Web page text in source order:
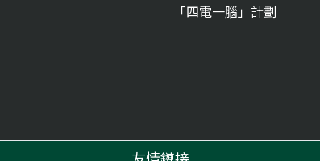
「四電一腦」計劃